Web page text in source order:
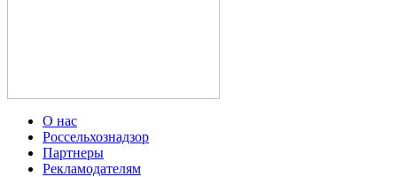
О нас
Россельхознадзор
Партнеры
Рекламодателям